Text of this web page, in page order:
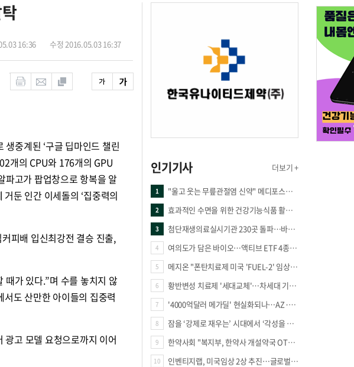
16:36 수정 2016.05.03 16:37
중계된 ‘구글 딥마인드 챌린
개의 CPU와 176개의 GPU
파고가 팝업창으로 항복을 알
둔 인간 이세돌의 ‘집중력의
피배 입신최강전 결승 진출,
때가 있다.”며 수를 놓치지 않
도 산만한 아이들의 집중력
광고 모델 요청으로까지 이어
인기기사 더보기 +
1 "울고 웃는 무릎관절염 신약" 메디포스트·강스템·네이처셀 전진, 코오롱티슈진 반전 과제
2 효과적인 수면을 위한 건강기능식품 활용법
3 첨단재생의료실시기관 230곳 돌파…바이오 새 시장 꿈틀
4 여의도가 담은 바이오…액티브 ETF 4종의 선택은
5 메지온 "폰탄치료제 미국 'FUEL-2' 임상 프로토콜 영국 승인"
6 황반변성 치료제 '세대교체'…차세대 기전 경쟁 본격화
7 '4000억달러 메가딜' 현실화되나…AZ·BMS 합병설에 글로벌 제약업계 촉각
8 잠을 ‘강제로 재우는’ 시대에서 ‘각성을 낮추는’ 시대로
9 한약사회 "복지부, 한약사 개설약국 OTC 공급 방해 더는 방관 말아야"
10 인벤티지랩, 미국임상 2상 추진…글로벌 팁스 통해 정부 지원 60억원 확보